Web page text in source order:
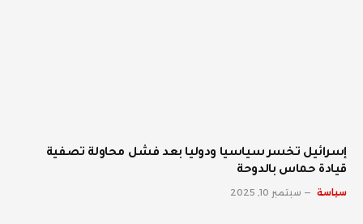
إسرائيل تخسر سياسيا ودوليا بعد فشل محاولة تصفية
قيادة حماس بالدوحة
سياسة سبتمبر 10, 2025